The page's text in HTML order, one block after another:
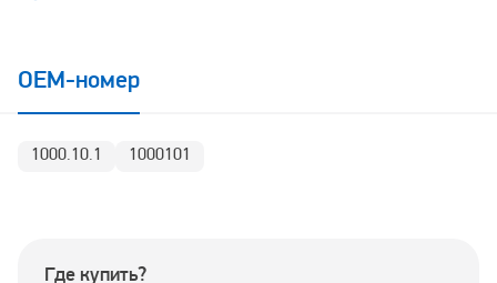
OEM-номер
1000.10.1 1000101
Где купить?